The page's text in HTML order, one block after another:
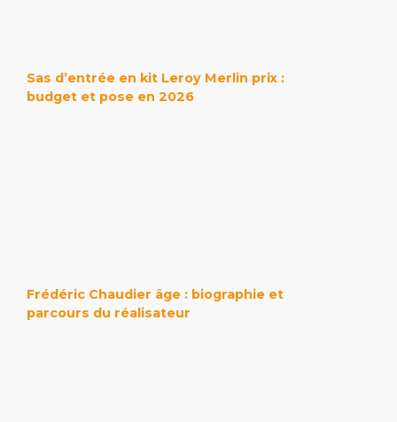
Sas d’entrée en kit Leroy Merlin prix :
budget et pose en 2026
Frédéric Chaudier âge : biographie et
parcours du réalisateur